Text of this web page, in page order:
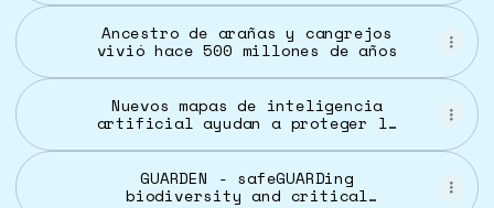
se sienten inseguros” | Clima y
Medio Ambiente | EL PAÍS
Ancestro de arañas y cangrejos
vivió hace 500 millones de años
Nuevos mapas de inteligencia
artificial ayudan a proteger la
sectores | Noticias | CORDIS |
Comisión Europea
GUARDEN - safeGUARDing
biodiversity and critical